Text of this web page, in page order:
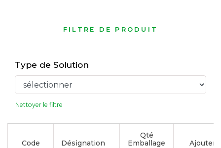
FILTRE DE PRODUIT
Type de Solution
Nettoyer le filtre
Code Désignation
Qté
Emballage
Ajouter